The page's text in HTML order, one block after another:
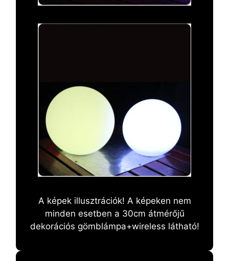
A képek illusztrációk! A képeken nem
minden esetben a 30cm átmérőjű
dekorációs gömblámpa+wireless látható!